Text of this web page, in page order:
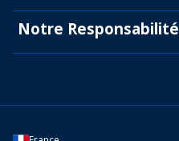
Notre Responsabilité